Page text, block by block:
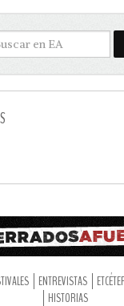
ENTREVISTAS
HISTORIAS